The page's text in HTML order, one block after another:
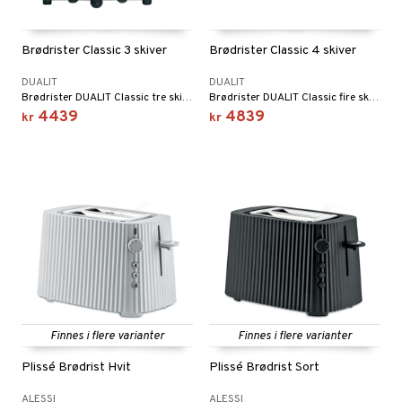
Brødrister Classic 3 skiver
DUALIT
Brødrister DUALIT Classic tre skiver, i lekker design. Mål: 310 x 210 x 220 mm.
kr 4439
Brødrister Classic 4 skiver
DUALIT
Brødrister DUALIT Classic fire skiver, i lekker design. Mål: 360 x 210 x 220 mm
kr 4839
Finnes i flere varianter
Plissé Brødrist Hvit
Finnes i flere varianter
Plissé Brødrist Sort
og grønnsakskniver
og Skåler
/ Outdoor